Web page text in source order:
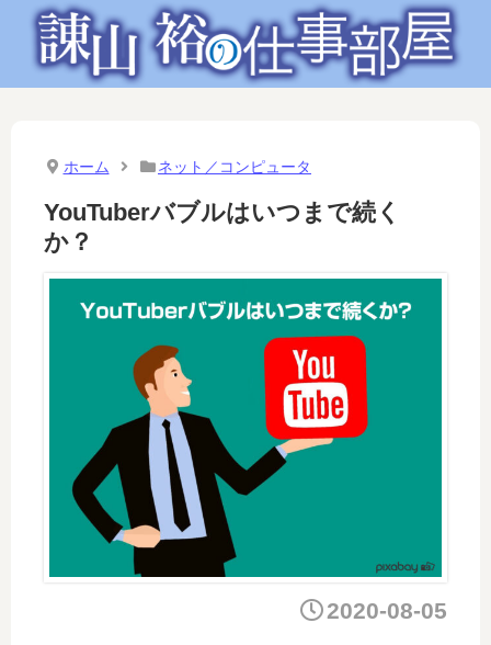
ホーム ネット／コンピュータ
YouTuberバブルはいつまで続く
か？
2020-08-05